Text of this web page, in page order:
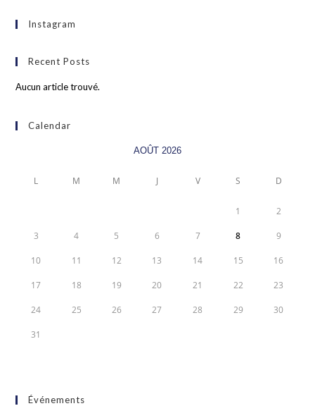
Instagram
Recent Posts
Aucun article trouvé.
Calendar
AOÛT 2026
L M M J V S D
1 2
3 4 5 6 7 8 9
10 11 12 13 14 15 16
17 18 19 20 21 22 23
24 25 26 27 28 29 30
31
Événements